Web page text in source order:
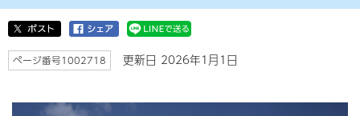
ページ番号1002718 更新日 2026年1月1日